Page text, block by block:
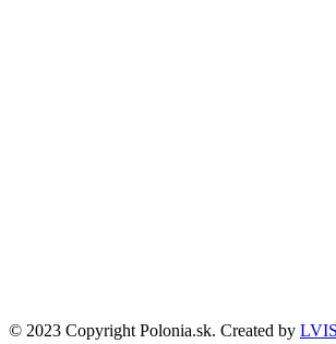
© 2023 Copyright Polonia.sk. Created by